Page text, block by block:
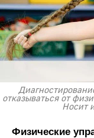
отказываться от
Носит
Физические